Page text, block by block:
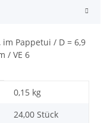
Pappetui / D = 6,9
/ VE 6
0,15 kg
24,00 Stück